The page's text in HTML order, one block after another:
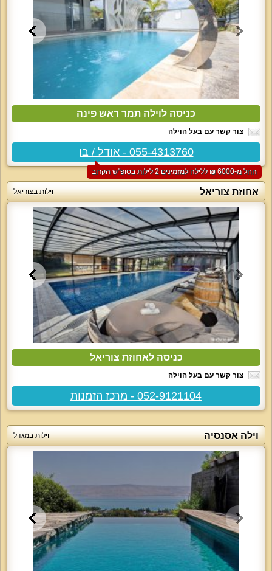
כניסה לוילה תמר ראש פינה
צור קשר עם בעל הוילה
055-4313760 - אודל / בן
החל מ-‏6000 ₪ ללילה למזמינים 2 לילות בסופ"ש הקרוב
אחוזת צוריאל וילות בצוריאל
כניסה לאחוזת צוריאל
צור קשר עם בעל הוילה
052-9121104 - מרכז הזמנות
וילה אסנסיה וילות במגדל